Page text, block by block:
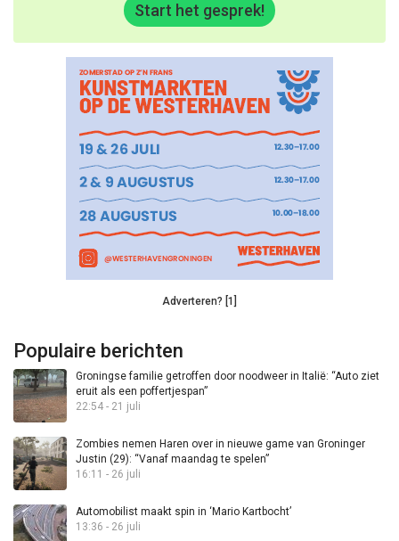
Start het gesprek!
Adverteren? [1]
Populaire berichten
Groningse familie getroffen door noodweer in Italië: “Auto ziet
eruit als een poffertjespan”
22:54 - 21 juli
Zombies nemen Haren over in nieuwe game van Groninger
Justin (29): “Vanaf maandag te spelen”
16:11 - 26 juli
Automobilist maakt spin in ‘Mario Kartbocht’
13:36 - 26 juli